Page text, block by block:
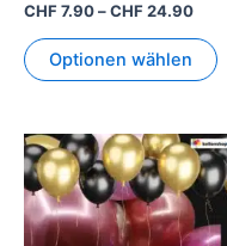
CHF7.90–CHF24.90
Optionen wählen
CHF
bis
CHF